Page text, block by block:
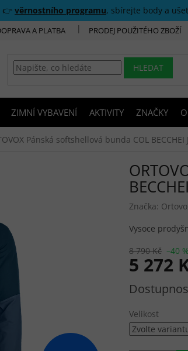
👉 věrnostního programu, sbírejte body a
A PLATBA PRODEJ POUŽITÉHO ZBOŽÍ
HLEDAT
ZIMNÍ VYBAVENÍ AKTIVITY ZNAČKY
Pánská softshellová bunda COL
Značka:
8 790 Kč –40 %
5 272
Měrná cena:
Velikost
Vysoce